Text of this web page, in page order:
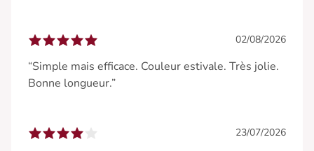
02/08/2026
“Simple mais efficace. Couleur estivale. Très jolie.
Bonne longueur.”
23/07/2026